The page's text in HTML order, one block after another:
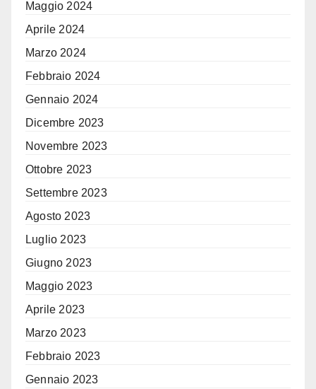
Maggio 2024
Aprile 2024
Marzo 2024
Febbraio 2024
Gennaio 2024
Dicembre 2023
Novembre 2023
Ottobre 2023
Settembre 2023
Agosto 2023
Luglio 2023
Giugno 2023
Maggio 2023
Aprile 2023
Marzo 2023
Febbraio 2023
Gennaio 2023